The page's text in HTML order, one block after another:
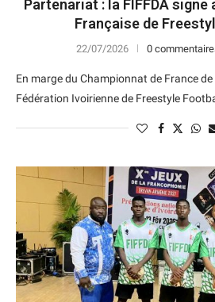
Partenariat : la FIFFDA
Française de
22/07/2026 0
En marge du Championnat de France
Fédération Ivoirienne de Freestyle